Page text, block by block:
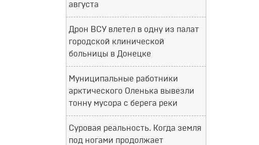
августа
Дрон ВСУ влетел в одну из палат
городской клинической
больницы в Донецке
Муниципальные работники
арктического Оленька вывезли
тонну мусора с берега реки
Суровая реальность. Когда земля
под ногами продолжает